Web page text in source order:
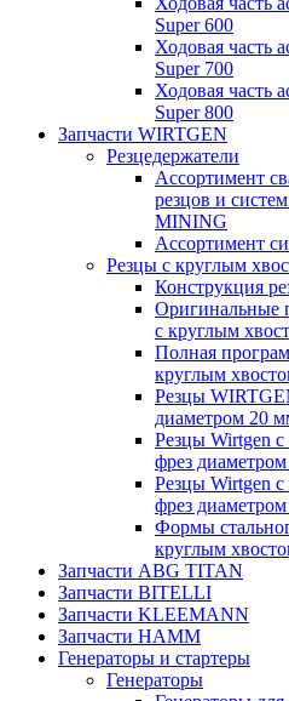
Super 600
Ходовая часть
Super 700
Ходовая часть
Super 800
Запчасти WIRTGEN
Резцедержатели
Ассортимент
резцов и
MINING
Ассортимент
Резцы с круглым
Конструкция
Оригинальные
с круглым
Полная
круглым
Резцы
диаметром 20
Резцы Wirtgen
фрез
Резцы Wirtgen
фрез
Формы
круглым
Запчасти ABG TITAN
Запчасти BITELLI
Запчасти KLEEMANN
Запчасти HAMM
Генераторы и стартеры
Генераторы